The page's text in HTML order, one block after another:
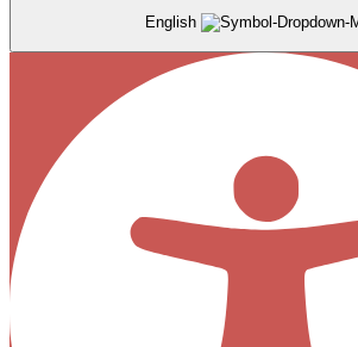
English